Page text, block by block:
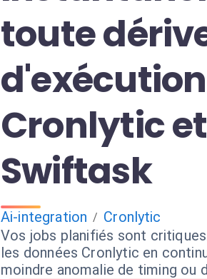
toute
Cronlytic et
Swiftask
Ai-integration / Cronlytic
Vos jobs planifiés sont
les données Cronlytic en
moindre anomalie de timing ou